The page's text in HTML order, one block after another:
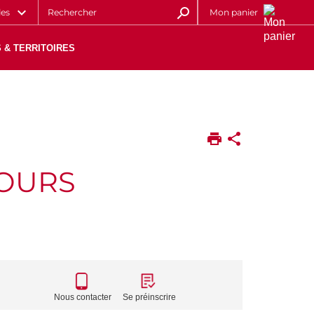
Mon panier
& TERRITOIRES
CALL
TO
Nous contacter Se préinscrire